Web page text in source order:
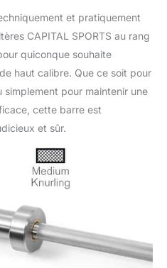
et pratiquement
CAPITAL SPORTS au rang
quiconque souhaite
haut calibre. Que ce soit pour
pour maintenir une
cette barre est
et sûr.